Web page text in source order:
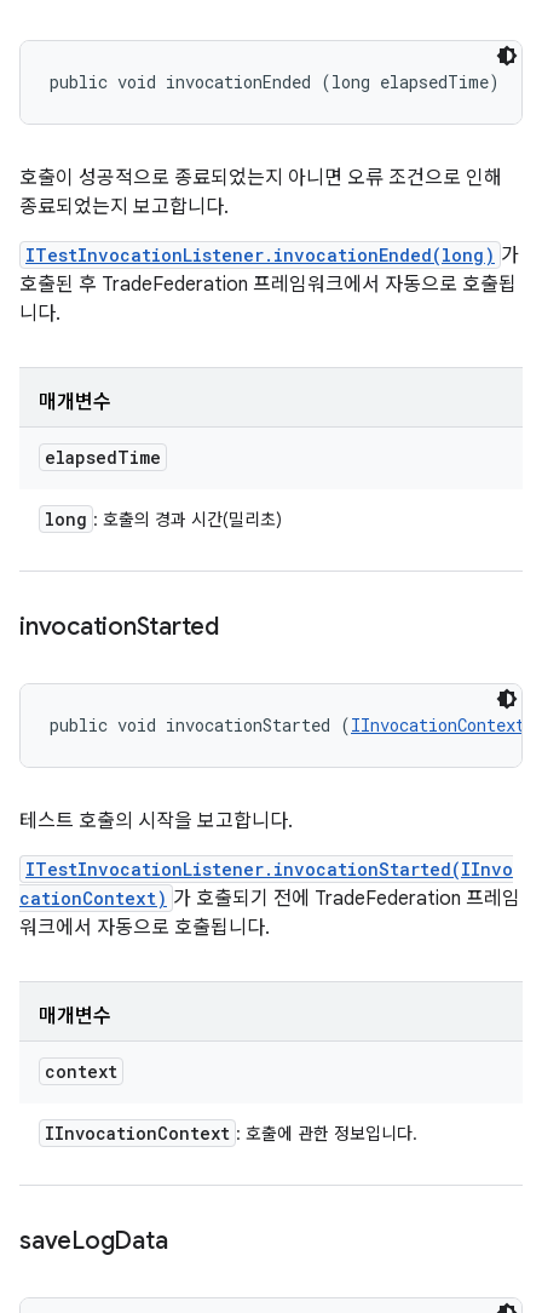
public void invocationEnded (long elapsedTime)
호출이 성공적으로 종료되었는지 아니면 오류 조건으로 인해
종료되었는지 보고합니다.
ITestInvocationListener.invocationEnded(long) 가
호출된 후 TradeFederation 프레임워크에서 자동으로 호출됩
니다.
매개변수
elapsedTime
long : 호출의 경과 시간(밀리초)
invocationStarted
public void invocationStarted (IInvocationContext
테스트 호출의 시작을 보고합니다.
ITestInvocationListener.invocationStarted(IInvo
cationContext) 가 호출되기 전에 TradeFederation 프레임
워크에서 자동으로 호출됩니다.
매개변수
context
IInvocationContext : 호출에 관한 정보입니다.
saveLogData